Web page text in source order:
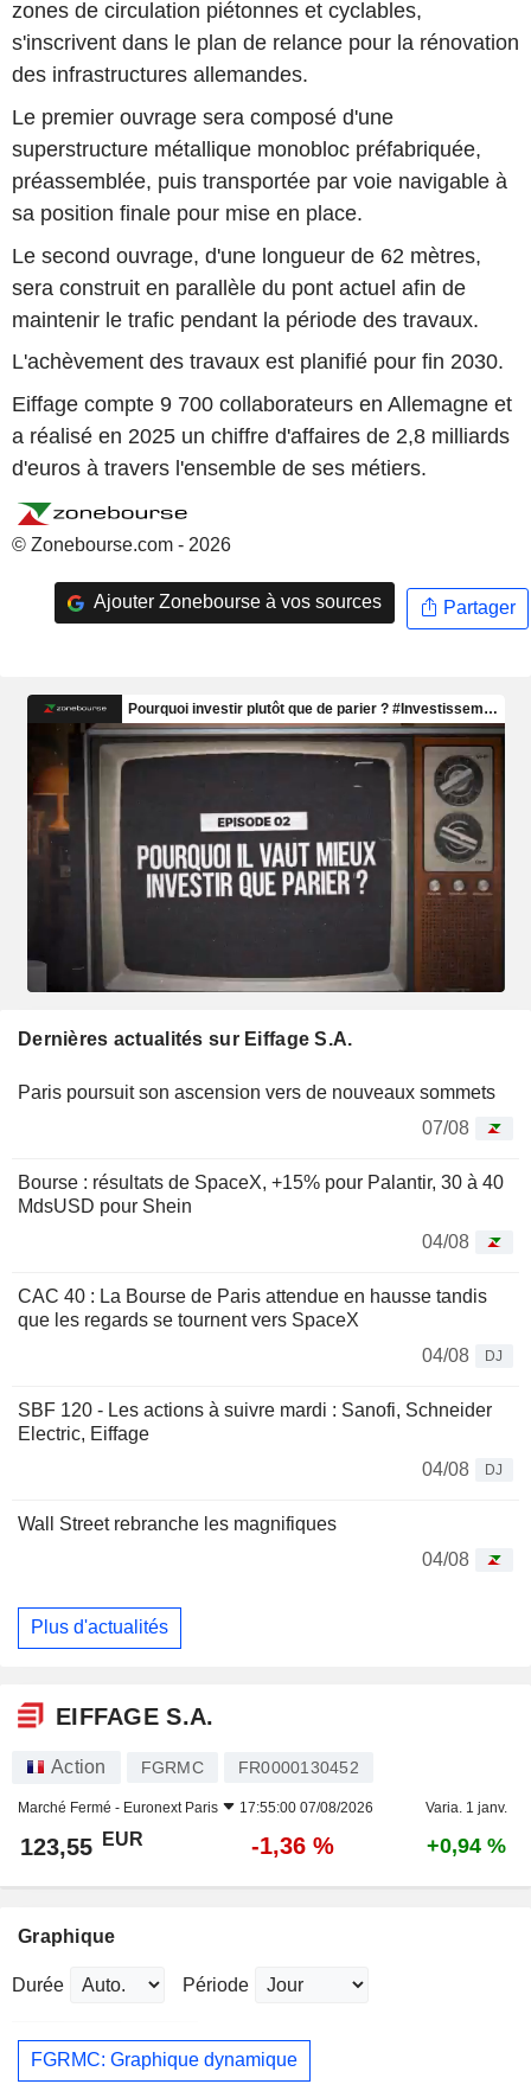
zones de circulation piétonnes et cyclables,
s'inscrivent dans le plan de relance pour la rénovation
des infrastructures allemandes.
Le premier ouvrage sera composé d'une
superstructure métallique monobloc préfabriquée,
préassemblée, puis transportée par voie navigable à
sa position finale pour mise en place.
Le second ouvrage, d'une longueur de 62 mètres,
sera construit en parallèle du pont actuel afin de
maintenir le trafic pendant la période des travaux.
L'achèvement des travaux est planifié pour fin 2030.
Eiffage compte 9 700 collaborateurs en Allemagne et
a réalisé en 2025 un chiffre d'affaires de 2,8 milliards
d'euros à travers l'ensemble de ses métiers.
© Zonebourse.com - 2026
Ajouter Zonebourse à vos sources Partager
Dernières actualités sur Eiffage S.A.
Paris poursuit son ascension vers de nouveaux sommets
07/08
Bourse : résultats de SpaceX, +15% pour Palantir, 30 à 40
MdsUSD pour Shein
04/08
CAC 40 : La Bourse de Paris attendue en hausse tandis
que les regards se tournent vers SpaceX
04/08
DJ
SBF 120 - Les actions à suivre mardi : Sanofi, Schneider
Electric, Eiffage
04/08
DJ
Wall Street rebranche les magnifiques
04/08
Plus d'actualités
EIFFAGE S.A.
Action FGRMC FR0000130452
Marché Fermé - Euronext Paris 17:55:00 07/08/2026 Varia. 1 janv.
123,55 EUR -1,36 % +0,94 %
Graphique
Durée Période
FGRMC: Graphique dynamique